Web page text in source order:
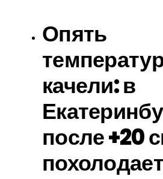
Опять
качели: в
после +20
похолодает